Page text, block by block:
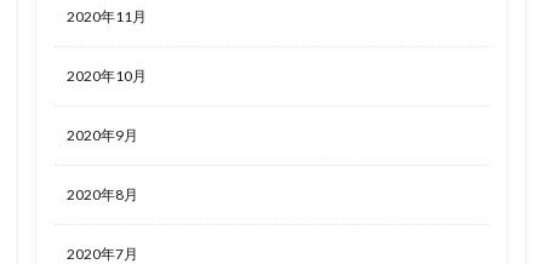
2020年11月
2020年10月
2020年9月
2020年8月
2020年7月